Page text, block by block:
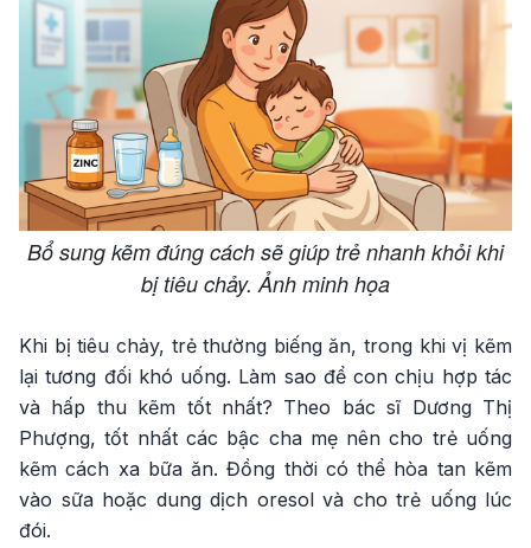
Bổ sung kẽm đúng cách sẽ giúp trẻ nhanh khỏi khi
bị tiêu chảy. Ảnh minh họa
Khi bị tiêu chảy, trẻ thường biếng ăn, trong khi vị kẽm
lại tương đối khó uống. Làm sao để con chịu hợp tác
và hấp thu kẽm tốt nhất? Theo bác sĩ Dương Thị
Phượng, tốt nhất các bậc cha mẹ nên cho trẻ uống
kẽm cách xa bữa ăn. Đồng thời có thể hòa tan kẽm
vào sữa hoặc dung dịch oresol và cho trẻ uống lúc
đói.